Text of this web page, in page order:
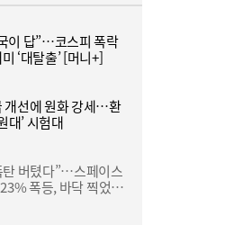
정청래 “한 번 배신하
이 답”…코스피 폭락
‘대탈출’ [머니+]
개선에 원화 강세…환
대’ 시험대
탄 버텼다”…스페이스
폭등, 바닥 찍었나